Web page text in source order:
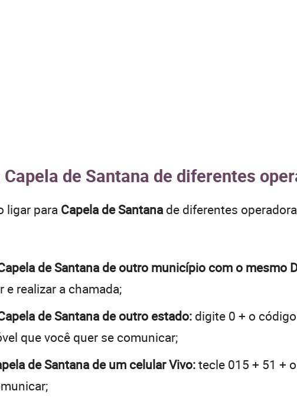
de Santana de diferentes
ligar para Capela de Santanade diferentes
de Santana de outro município com o mesmo
realizar a chamada;
de Santana de outro estado: digite 0 + o
que você quer se comunicar;
de Santana de um celular Vivo:tecle 015 + 51 +